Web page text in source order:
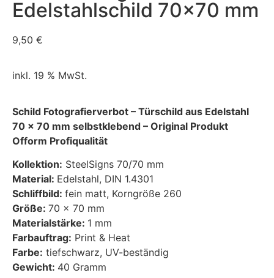
Edelstahlschild 70×70 mm
9,50 €
inkl. 19 % MwSt.
Schild Fotografierverbot – Türschild aus Edelstahl
70 x 70 mm selbstklebend – Original Produkt
Ofform Profiqualität
Kollektion: SteelSigns 70/70 mm
Material: Edelstahl, DIN 1.4301
Schliffbild: fein matt, Korngröße 260
Größe: 70 x 70 mm
Materialstärke: 1 mm
Farbauftrag: Print & Heat
Farbe: tiefschwarz, UV-beständig
Gewicht: 40 Gramm